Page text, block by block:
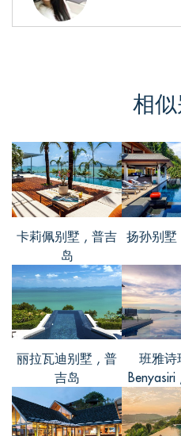
1台冰箱，还设
置也特别优越，
1.1公里，距离
2.7公里，出行
净，真的很适合
Richard, from
I had a lovely
the place was
was refreshing. I
since I have been
more
+
相
卡莉佩别墅 , 普吉
岛
扬孙别
丽拉瓦迪别墅 , 普
吉岛
班雅诗